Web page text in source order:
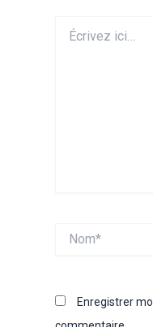
ici…
Enregistrer